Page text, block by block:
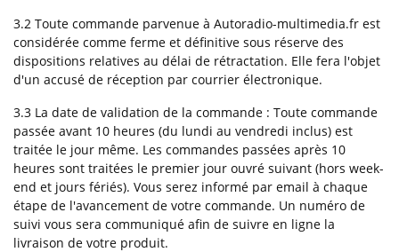
3.2 Toute commande parvenue à Autoradio-multimedia.fr est
considérée comme ferme et définitive sous réserve des
dispositions relatives au délai de rétractation. Elle fera l'objet
d'un accusé de réception par courrier électronique.
3.3 La date de validation de la commande : Toute commande
passée avant 10 heures (du lundi au vendredi inclus) est
traitée le jour même. Les commandes passées après 10
heures sont traitées le premier jour ouvré suivant (hors week-
end et jours fériés). Vous serez informé par email à chaque
étape de l'avancement de votre commande. Un numéro de
suivi vous sera communiqué afin de suivre en ligne la
livraison de votre produit.